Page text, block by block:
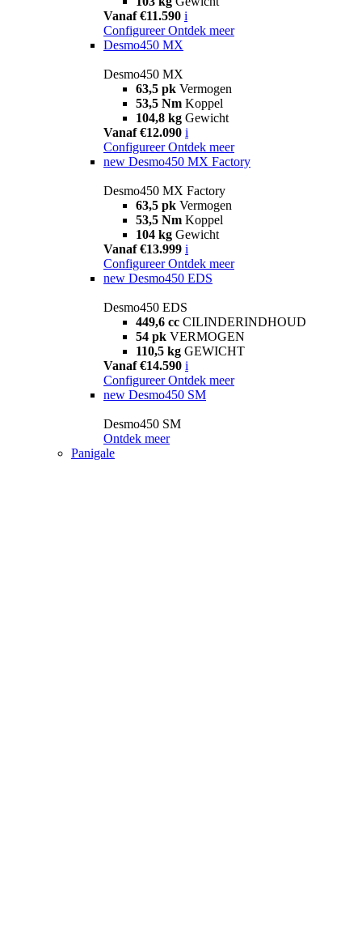
Vanaf €11.590 i
Configureer Ontdek meer
Desmo450 MX
Desmo450 MX
63,5 pk Vermogen
53,5 Nm Koppel
104,8 kg Gewicht
Vanaf €12.090 i
Configureer Ontdek meer
new Desmo450 MX Factory
Desmo450 MX Factory
63,5 pk Vermogen
53,5 Nm Koppel
104 kg Gewicht
Vanaf €13.999 i
Configureer Ontdek meer
new Desmo450 EDS
Desmo450 EDS
449,6 cc CILINDERINDHOUD
54 pk VERMOGEN
110,5 kg GEWICHT
Vanaf €14.590 i
Configureer Ontdek meer
new Desmo450 SM
Desmo450 SM
Ontdek meer
Panigale